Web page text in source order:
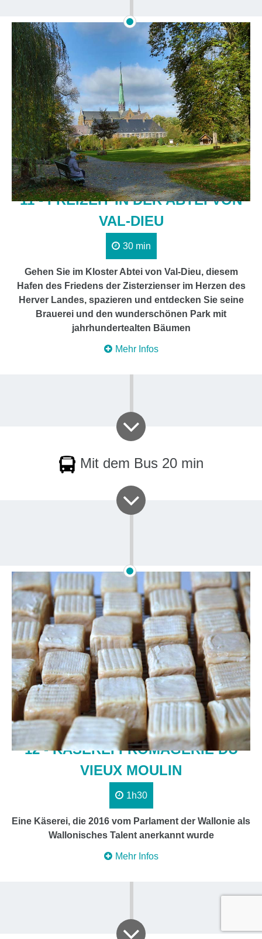
11 - FREIZEIT IN DER ABTEI VON
VAL-DIEU
30 min
Gehen Sie im Kloster Abtei von Val-Dieu, diesem
Hafen des Friedens der Zisterzienser im Herzen des
Herver Landes, spazieren und entdecken Sie seine
Brauerei und den wunderschönen Park mit
jahrhundertealten Bäumen
Mehr Infos
12 - KÄSEREI FROMAGERIE DU
VIEUX MOULIN
1h30
Eine Käserei, die 2016 vom Parlament der Wallonie als
Wallonisches Talent anerkannt wurde
Mit dem Bus 20 min
Mehr Infos